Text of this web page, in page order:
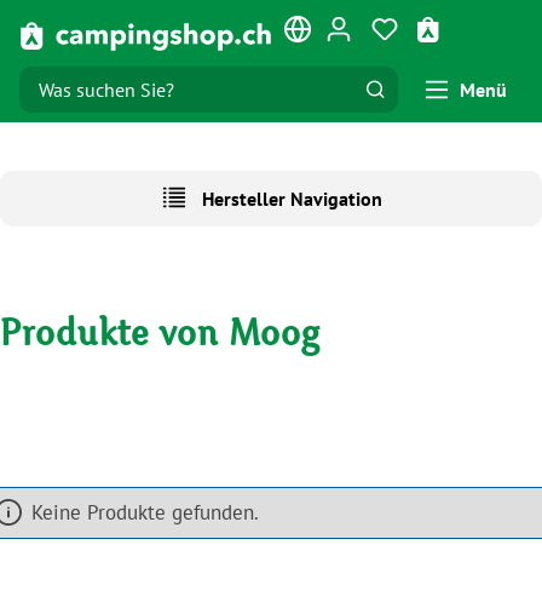
Zum Hauptinhalt springen Du hast 0
Menü
Hersteller Navigation
Produkte von Moog
Keine Produkte gefunden.